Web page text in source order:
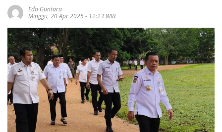
Edo Guntara
Minggu, 20 Apr 2025 - 12:23 WIB